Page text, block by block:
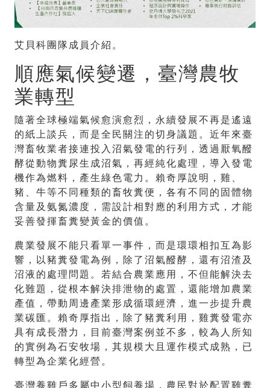
艾貝科團隊成員介紹。
順應氣候變遷，臺灣農牧
業轉型
隨著全球極端氣候愈演愈烈，永續發展不再是遙遠
的紙上談兵，而是全民關注的切身議題。近年來臺
灣畜牧業者接連投入沼氣發電的行列，透過厭氧醱
酵從動物糞尿生成沼氣，再經純化處理，導入發電
機作為燃料，產生綠色電力。賴奇厚說明，雞、
豬、牛等不同種類的畜牧糞便，各有不同的固體物
含量及氨氮濃度，需設計相對應的利用方式，才能
妥善發揮畜糞變黃金的價值。
農業發展不能只看單一事件，而是環環相扣互為影
響，以豬糞發電為例，除了沼氣醱酵，還有沼渣及
沼液的處理問題。若結合農業應用，不但能解決去
化難題，從根本解決排泄物的處置，還能增加農業
產值，帶動周邊產業形成循環經濟，進一步提升農
業碳匯。賴奇厚指出，除了豬糞利用，雞糞發電亦
具有成長潛力，目前臺灣案例並不多，較為人所知
的實例為石安牧場，其規模大且運作模式成熟，已
轉型為企業化經營。
臺灣養雞戶多屬中小型飼養場，農民對於配置雞糞